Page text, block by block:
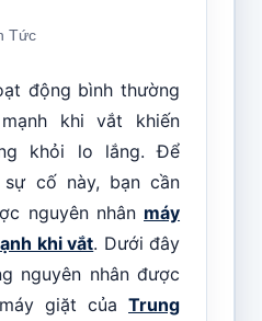
Tức
động bình thường
khi vắt khiến
khỏi lo lắng. Để
cố này, bạn cần
nguyên nhân máy
khi vắt. Dưới đây
nguyên nhân được
giặt củaTrung